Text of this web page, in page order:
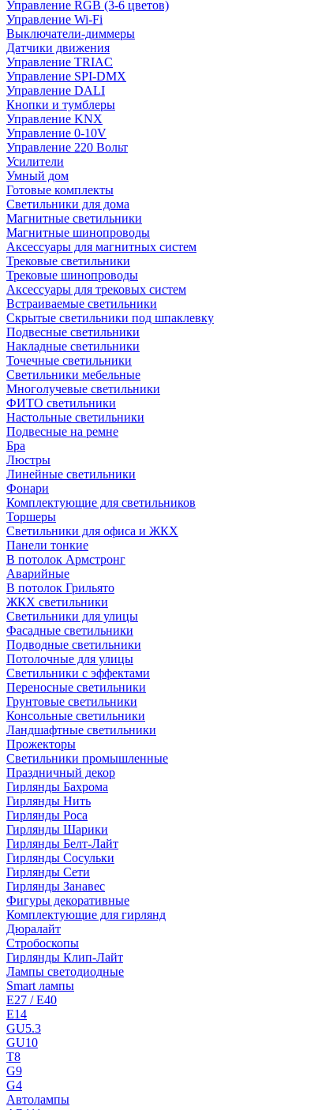
Управление RGB (3-6 цветов)
Управление Wi-Fi
Выключатели-диммеры
Датчики движения
Управление TRIAC
Управление SPI-DMX
Управление DALI
Кнопки и тумблеры
Управление KNX
Управление 0-10V
Управление 220 Вольт
Усилители
Умный дом
Готовые комплекты
Светильники для дома
Магнитные светильники
Магнитные шинопроводы
Аксессуары для магнитных систем
Трековые светильники
Трековые шинопроводы
Аксессуары для трековых систем
Встраиваемые светильники
Скрытые светильники под шпаклевку
Подвесные светильники
Накладные светильники
Точечные светильники
Светильники мебельные
Многолучевые светильники
ФИТО светильники
Настольные светильники
Подвесные на ремне
Бра
Люстры
Линейные светильники
Фонари
Комплектующие для светильников
Торшеры
Светильники для офиса и ЖКХ
Панели тонкие
В потолок Армстронг
Аварийные
В потолок Грильято
ЖКХ светильники
Светильники для улицы
Фасадные светильники
Подводные светильники
Потолочные для улицы
Светильники с эффектами
Переносные светильники
Грунтовые светильники
Консольные светильники
Ландшафтные светильники
Прожекторы
Светильники промышленные
Праздничный декор
Гирлянды Бахрома
Гирлянды Нить
Гирлянды Роса
Гирлянды Шарики
Гирлянды Белт-Лайт
Гирлянды Сосульки
Гирлянды Сети
Гирлянды Занавес
Фигуры декоративные
Комплектующие для гирлянд
Дюралайт
Стробоскопы
Гирлянды Клип-Лайт
Лампы светодиодные
Smart лампы
E27 / E40
E14
GU5.3
GU10
T8
G9
G4
Автолампы